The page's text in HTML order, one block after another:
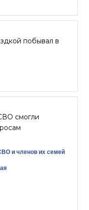
побывал в
смогли
и членов их семей